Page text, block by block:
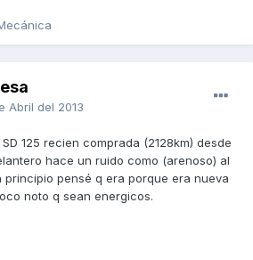
Abril del 2013
125 recien comprada (2128km) desde
hace un ruido como (arenoso) al
principio pensé q era porque era nueva
noto q sean energicos.